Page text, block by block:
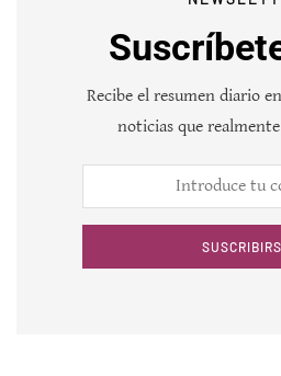
Recibe el resumen diario
noticias que